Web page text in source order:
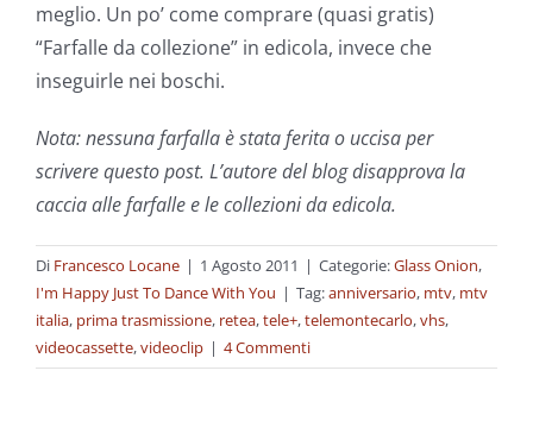
meglio. Un po’ come comprare (quasi gratis)
“Farfalle da collezione” in edicola, invece che
inseguirle nei boschi.
Nota: nessuna farfalla è stata ferita o uccisa per
scrivere questo post. L’autore del blog disapprova la
caccia alle farfalle e le collezioni da edicola.
Di Francesco Locane | 1 Agosto 2011 | Categorie:Glass Onion,
I'm Happy Just To Dance With You | Tag:anniversario, mtv, mtv
italia, prima trasmissione, retea,tele+,telemontecarlo,vhs,
videocassette,videoclip | 4 Commenti